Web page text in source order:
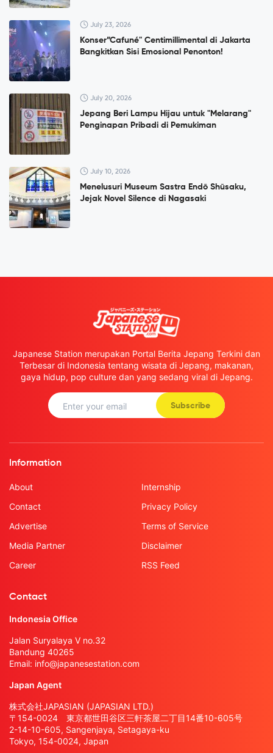
July 23, 2026
Konser”Cafuné" Centimillimental di Jakarta
Bangkitkan Sisi Emosional Penonton!
July 20, 2026
Jepang Beri Lampu Hijau untuk "Melarang"
Penginapan Pribadi di Pemukiman
July 10, 2026
Menelusuri Museum Sastra Endō Shūsaku,
Jejak Novel Silence di Nagasaki
Japanese Station merupakan Portal Berita Jepang Terkini dan
Terbesar di Indonesia tentang wisata di Jepang, makanan,
gaya hidup, pop culture dan yang sedang viral di Jepang.
Subscribe
Information
About
Contact
Advertise
Media Partner
Career
Internship
Privacy Policy
Terms of Service
Disclaimer
RSS Feed
Contact
Indonesia Office
Jalan Suryalaya V no.32
Bandung 40265
Email: info@japanesestation.com
Japan Agent
株式会社JAPASIAN (JAPASIAN LTD.)
〒154-0024 東京都世田谷区三軒茶屋二丁目14番10-605号
2-14-10-605, Sangenjaya, Setagaya-ku
Tokyo, 154-0024, Japan